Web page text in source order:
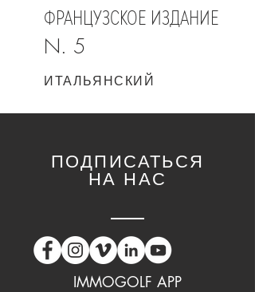
ФРАНЦУЗСКОЕ ИЗДАНИЕ
N. 5
ИТАЛЬЯНСКИЙ
ПОДПИСАТЬСЯ
НА НАС
IMMOGOLF APP